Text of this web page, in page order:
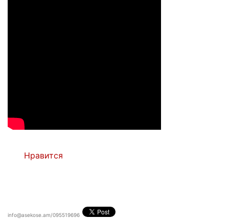
Нравится
info@asekose.am/095519696